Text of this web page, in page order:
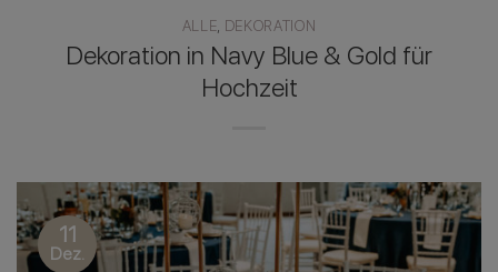
ALLE DEKORATION
Dekoration in Navy Blue & Gold für
Hochzeit
11
Dez.